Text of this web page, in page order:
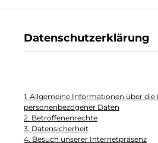
Datenschutzerklärung
1. Allgemeine Informationen über die
personenbezogener Daten
2. Betroffenenrechte
3. Datensicherheit
4. Besuch unserer Internetpräsenz